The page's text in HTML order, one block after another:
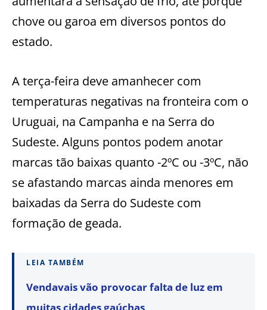
chove ou garoa em diversos pontos do
estado.
A terça-feira deve amanhecer com
temperaturas negativas na fronteira com o
Uruguai, na Campanha e na Serra do
Sudeste. Alguns pontos podem anotar
marcas tão baixas quanto -2ºC ou -3ºC, não
se afastando marcas ainda menores em
baixadas da Serra do Sudeste com
formação de geada.
LEIA TAMBÉM
Vendavais vão provocar falta de luz em
muitas cidades gaúchas